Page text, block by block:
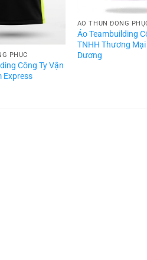
PHỤC
Công Ty Vận
Express
ÁO THUN ĐỒNG
Áo Teambuilding
TNHH Thương Mại
Dương